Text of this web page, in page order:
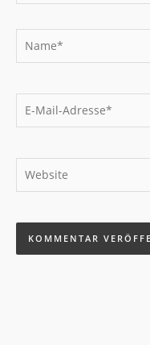
Mail-
Adresse*